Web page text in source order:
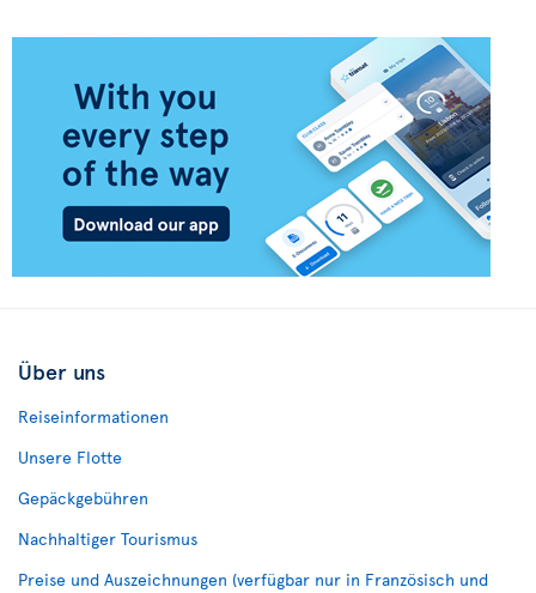
Über uns
Reiseinformationen
Unsere Flotte
Gepäckgebühren
Nachhaltiger Tourismus
Preise und Auszeichnungen (verfügbar nur in Französisch und